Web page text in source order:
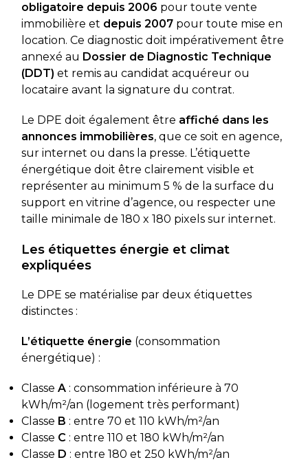
obligatoire depuis 2006 pour toute vente
immobilière et depuis 2007pour toute mise en
location. Ce diagnostic doit impérativement être
annexé au Dossier de Diagnostic Technique
(DDT) et remis au candidat acquéreur ou
locataire avant la signature du contrat.
Le DPE doit également être affiché dans les
annonces immobilières, que ce soit en agence,
sur internet ou dans la presse. L’étiquette
énergétique doit être clairement visible et
représenter au minimum 5 % de la surface du
support en vitrine d’agence, ou respecter une
taille minimale de 180 x 180 pixels sur internet.
Les étiquettes énergie et climat
expliquées
Le DPE se matérialise par deux étiquettes
distinctes :
L’étiquette énergie (consommation
énergétique) :
Classe A: consommation inférieure à 70
kWh/m²/an (logement très performant)
Classe B : entre 70 et 110 kWh/m²/an
Classe C: entre 110 et 180 kWh/m²/an
Classe D : entre 180 et 250 kWh/m²/an